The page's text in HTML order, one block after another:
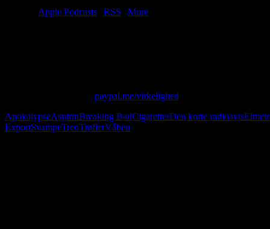
Apple Podcasts RSS
More
paypal.me/virkelighed
ApokalypseAspirinBreaking BadCigaretterDen korte radioavis
ExportSvampeTreoTrøflerVåben